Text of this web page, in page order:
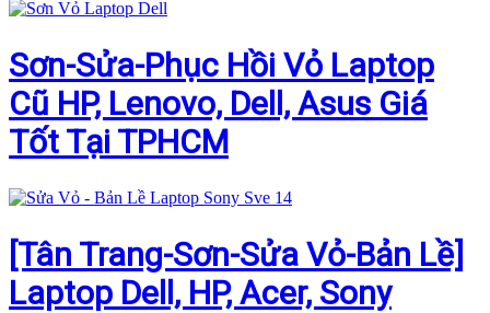
Sơn-Sửa-Phục Hồi Vỏ Laptop
Cũ HP, Lenovo, Dell, Asus Giá
Tốt Tại TPHCM
[Tân Trang-Sơn-Sửa Vỏ-Bản Lề]
Laptop Dell, HP, Acer, Sony